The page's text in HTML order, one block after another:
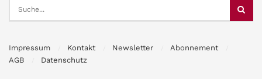
Impressum Kontakt Newsletter
Abonnement
AGB
Datenschutz